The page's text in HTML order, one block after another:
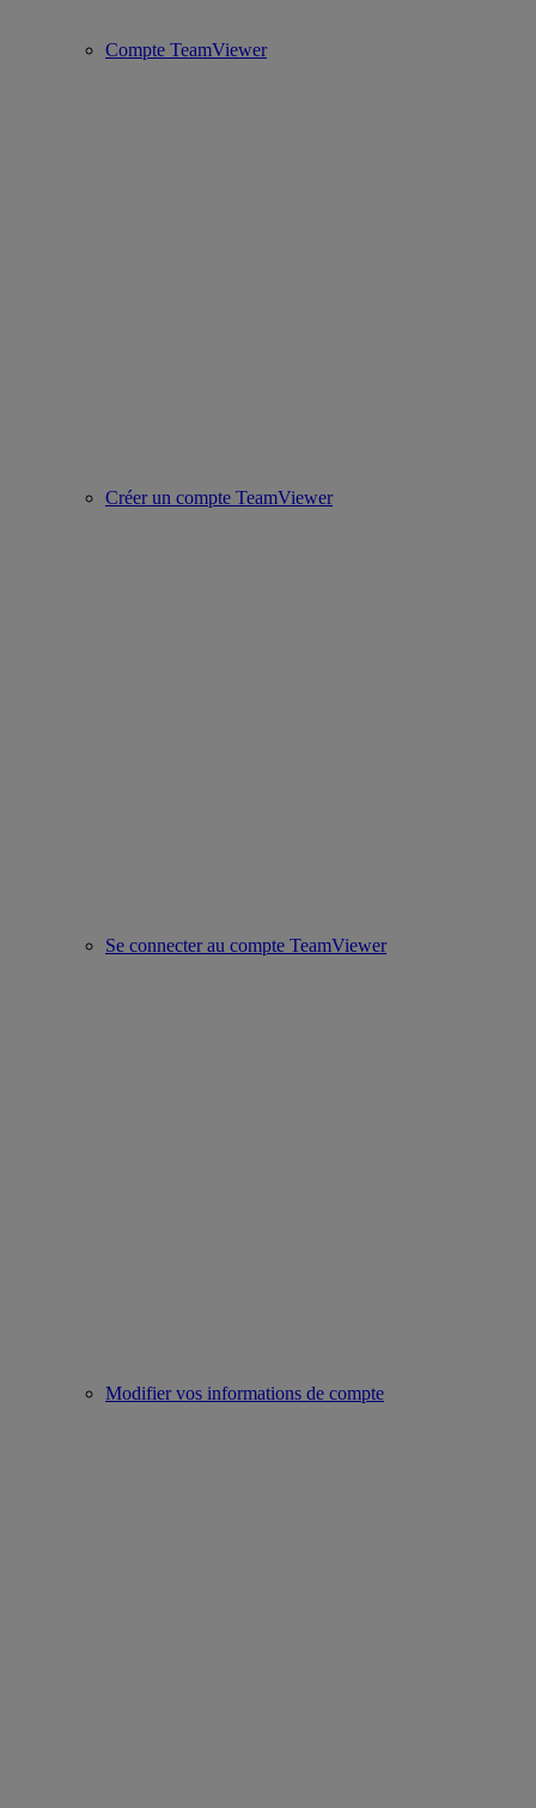
Compte TeamViewer
Créer un compte TeamViewer
Se connecter au compte TeamViewer
Modifier vos informations de compte